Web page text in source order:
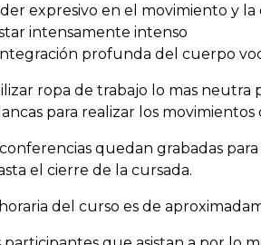
expresivo en el movimiento y
intensamente intenso
profunda del cuerpo
ropa de trabajo lo mas
para realizar los
quedan grabadas
el cierre de la cursada.
del curso es de